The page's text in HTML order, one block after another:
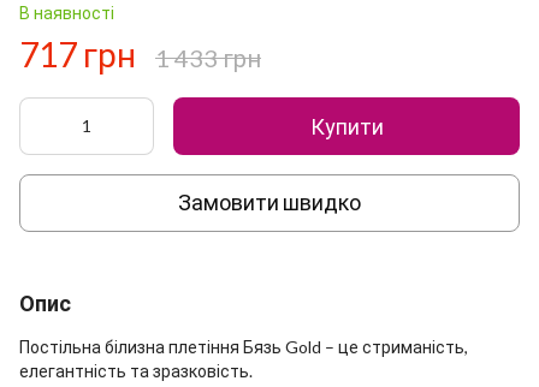
В наявності
717 грн 1 433 грн
Купити
Замовити швидко
Опис
Постільна білизна плетіння Бязь Gold – це стриманість,
елегантність та зразковість.